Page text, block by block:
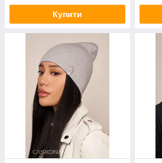
Купити